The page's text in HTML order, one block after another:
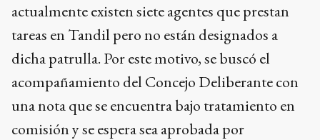
actualmente existen siete agentes que prestan
tareas en Tandil pero no están designados a
dicha patrulla. Por este motivo, se buscó el
acompañamiento del Concejo Deliberante con
una nota que se encuentra bajo tratamiento en
comisión y se espera sea aprobada por